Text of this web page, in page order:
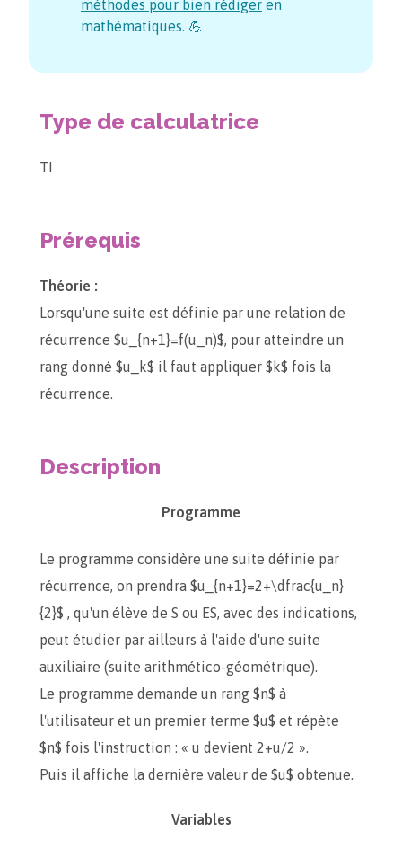
méthodes pour bien rédiger en
mathématiques. 💪
Type de calculatrice
TI
Prérequis
Théorie :
Lorsqu'une suite est définie par une relation de
récurrence $u_{n+1}=f(u_n)$, pour atteindre un
rang donné $u_k$ il faut appliquer $k$ fois la
récurrence.
Description
Programme
Le programme considère une suite définie par
récurrence, on prendra $u_{n+1}=2+\dfrac{u_n}
{2}$ , qu'un élève de S ou ES, avec des indications,
peut étudier par ailleurs à l'aide d'une suite
auxiliaire (suite arithmético-géométrique).
Le programme demande un rang $n$ à
l'utilisateur et un premier terme $u$ et répète
$n$ fois l'instruction : « u devient 2+u/2 ».
Puis il affiche la dernière valeur de $u$ obtenue.
Variables